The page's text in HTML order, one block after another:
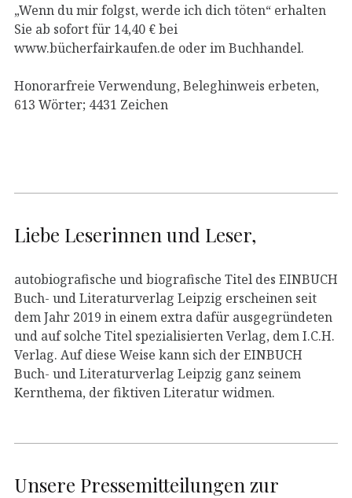
„Wenn du mir folgst, werde ich dich töten“ erhalten
Sie ab sofort für 14,40 € bei
www.bücherfairkaufen.de oder im Buchhandel.
Honorarfreie Verwendung, Beleghinweis erbeten,
613 Wörter; 4431 Zeichen
Liebe Leserinnen und Leser,
autobiografische und biografische Titel des EINBUCH
Buch- und Literaturverlag Leipzig erscheinen seit
dem Jahr 2019 in einem extra dafür ausgegründeten
und auf solche Titel spezialisierten Verlag, dem I.C.H.
Verlag. Auf diese Weise kann sich der EINBUCH
Buch- und Literaturverlag Leipzig ganz seinem
Kernthema, der fiktiven Literatur widmen.
Unsere Pressemitteilungen zur